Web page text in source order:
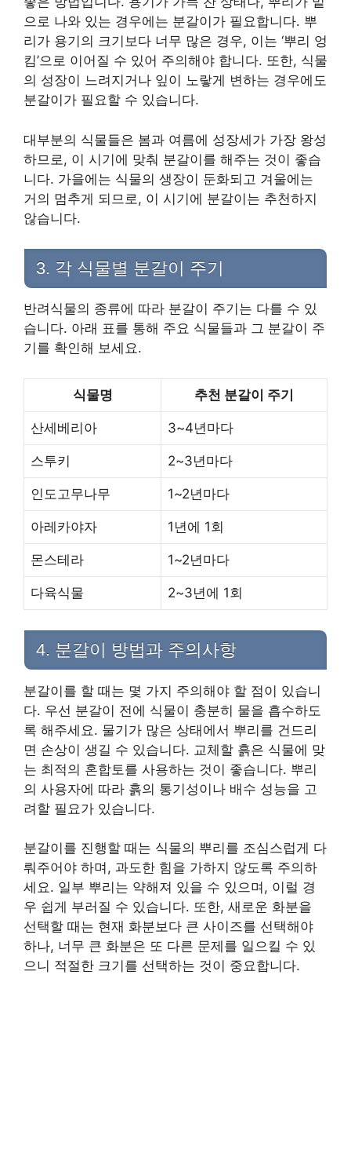
으로 나와 있는 경우에는 분갈이가 필요합니다. 뿌
리가 용기의 크기보다 너무 많은 경우, 이는 ‘뿌리 엉
킴’으로 이어질 수 있어 주의해야 합니다. 또한, 식물
의 성장이 느려지거나 잎이 노랗게 변하는 경우에도
분갈이가 필요할 수 있습니다.
대부분의 식물들은 봄과 여름에 성장세가 가장 왕성
하므로, 이 시기에 맞춰 분갈이를 해주는 것이 좋습
니다. 가을에는 식물의 생장이 둔화되고 겨울에는
거의 멈추게 되므로, 이 시기에 분갈이는 추천하지
않습니다.
3. 각 식물별 분갈이 주기
반려식물의 종류에 따라 분갈이 주기는 다를 수 있
습니다. 아래 표를 통해 주요 식물들과 그 분갈이 주
기를 확인해 보세요.
식물명 추천 분갈이 주기
산세베리아 3~4년마다
스투키 2~3년마다
인도고무나무 1~2년마다
아레카야자 1년에 1회
몬스테라 1~2년마다
다육식물 2~3년에 1회
4. 분갈이 방법과 주의사항
분갈이를 할 때는 몇 가지 주의해야 할 점이 있습니
다. 우선 분갈이 전에 식물이 충분히 물을 흡수하도
록 해주세요. 물기가 많은 상태에서 뿌리를 건드리
면 손상이 생길 수 있습니다. 교체할 흙은 식물에 맞
는 최적의 혼합토를 사용하는 것이 좋습니다. 뿌리
의 사용자에 따라 흙의 통기성이나 배수 성능을 고
려할 필요가 있습니다.
분갈이를 진행할 때는 식물의 뿌리를 조심스럽게 다
뤄주어야 하며, 과도한 힘을 가하지 않도록 주의하
세요. 일부 뿌리는 약해져 있을 수 있으며, 이럴 경
우 쉽게 부러질 수 있습니다. 또한, 새로운 화분을
선택할 때는 현재 화분보다 큰 사이즈를 선택해야
하나, 너무 큰 화분은 또 다른 문제를 일으킬 수 있
으니 적절한 크기를 선택하는 것이 중요합니다.